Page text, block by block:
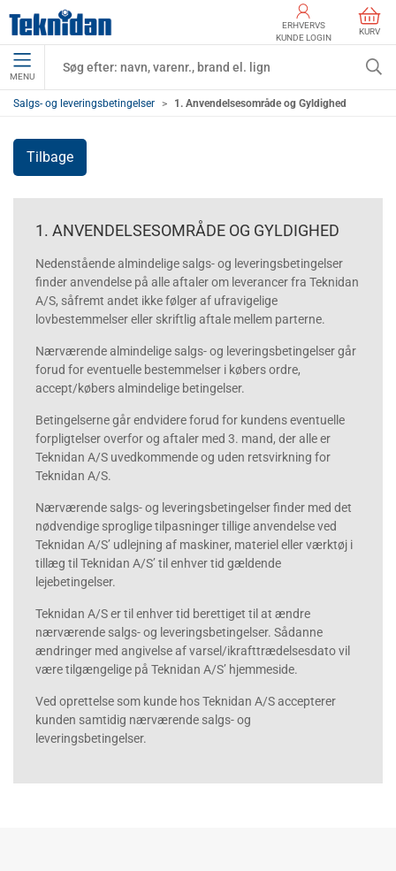
ERHVERVS
KUNDE LOGIN
KURV
MENU
Salgs- og leveringsbetingelser 1. Anvendelsesområde og Gyldighed
Tilbage
1. ANVENDELSESOMRÅDE OG GYLDIGHED
Nedenstående almindelige salgs- og leveringsbetingelser
finder anvendelse på alle aftaler om leverancer fra Teknidan
A/S, såfremt andet ikke følger af ufravigelige
lovbestemmelser eller skriftlig aftale mellem parterne.
Nærværende almindelige salgs- og leveringsbetingelser går
forud for eventuelle bestemmelser i købers ordre,
accept/købers almindelige betingelser.
Betingelserne går endvidere forud for kundens eventuelle
forpligtelser overfor og aftaler med 3. mand, der alle er
Teknidan A/S uvedkommende og uden retsvirkning for
Teknidan A/S.
Nærværende salgs- og leveringsbetingelser finder med det
nødvendige sproglige tilpasninger tillige anvendelse ved
Teknidan A/S’ udlejning af maskiner, materiel eller værktøj i
tillæg til Teknidan A/S’ til enhver tid gældende
lejebetingelser.
Teknidan A/S er til enhver tid berettiget til at ændre
nærværende salgs- og leveringsbetingelser. Sådanne
ændringer med angivelse af varsel/ikrafttrædelsesdato vil
være tilgængelige på Teknidan A/S’ hjemmeside.
Ved oprettelse som kunde hos Teknidan A/S accepterer
kunden samtidig nærværende salgs- og
leveringsbetingelser.